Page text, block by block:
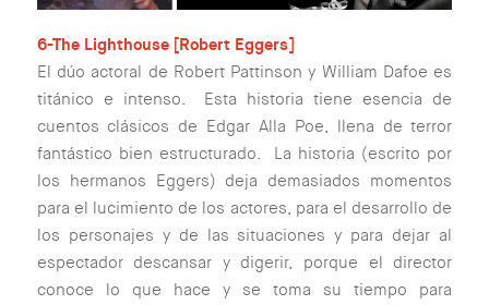
6-The Lighthouse [Robert Eggers]
El dúo actoral de Robert Pattinson y William Dafoe es
titánico e intenso. Esta historia tiene esencia de
cuentos clásicos de Edgar Alla Poe, llena de terror
fantástico bien estructurado. La historia (escrito por
los hermanos Eggers) deja demasiados momentos
para el lucimiento de los actores, para el desarrollo de
los personajes y de las situaciones y para dejar al
espectador descansar y digerir, porque el director
conoce lo que hace y se toma su tiempo para